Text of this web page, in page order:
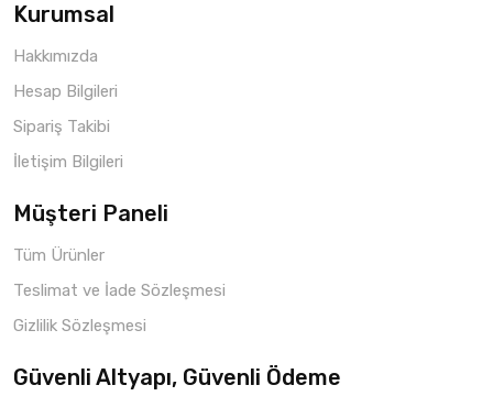
Kurumsal
Hakkımızda
Hesap Bilgileri
Sipariş Takibi
İletişim Bilgileri
Müşteri Paneli
Tüm Ürünler
Teslimat ve İade Sözleşmesi
Gizlilik Sözleşmesi
Güvenli Altyapı, Güvenli Ödeme